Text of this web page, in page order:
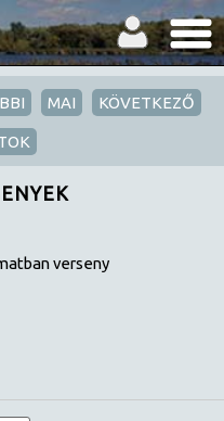
MAI KÖVETKEZŐ
verseny